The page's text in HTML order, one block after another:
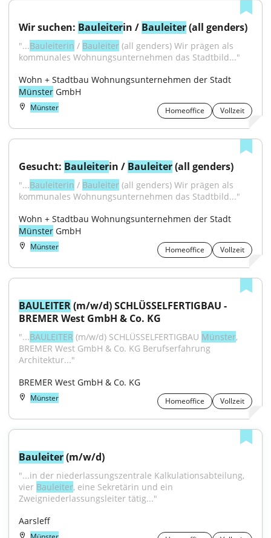
Wir suchen: Bauleiterin / Bauleiter (all genders)
"...Bauleiterin / Bauleiter (all genders) Wir prägen als
kommunales Wohnungsunternehmen das Stadtbild..."
Münster GmbH
Münster Homeoffice Vollzeit
Gesucht: Bauleiterin / Bauleiter (all genders)
"...Bauleiterin / Bauleiter (all genders) Wir prägen als
kommunales Wohnungsunternehmen das Stadtbild..."
Münster GmbH
Münster Homeoffice Vollzeit
BAULEITER (m/w/d) SCHLÜSSELFERTIGBAU -
BREMER West GmbH & Co. KG
"...BAULEITER (m/w/d) SCHLÜSSELFERTIGBAU Münster,
BREMER West GmbH & Co. KG Berufserfahrung
Architektur..."
BREMER West GmbH & Co. KG
Münster Homeoffice Vollzeit
Bauleiter (m/w/d)
"...in der niederlassungszentrale Kalkulationsabteilung,
vier Bauleiter, eine Sekretärin und ein
Zweigniederlassungsleiter tätig..."
Aarsleff